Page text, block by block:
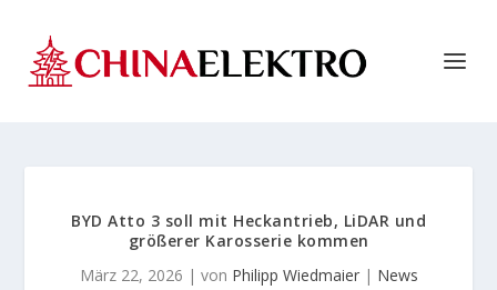
BYD Atto 3 soll mit Heckantrieb, LiDAR und
größerer Karosserie kommen
März 22, 2026 | von Philipp Wiedmaier| News